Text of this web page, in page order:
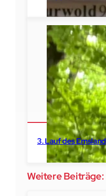
2016Surwold Emsland
3. Lauf des
Weitere Beiträge: